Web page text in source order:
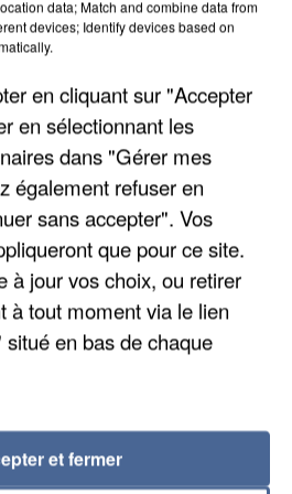
CANICULES, LES REFUGES
SONT...
data; Match and combine data from
devices; Identify devices based on
en cliquant sur "Accepter
en sélectionnant les
dans "Gérer mes
également refuser en
sans accepter". Vos
que pour ce site.
à jour vos choix, ou retirer
à tout moment via le lien
en bas de chaque
et fermer